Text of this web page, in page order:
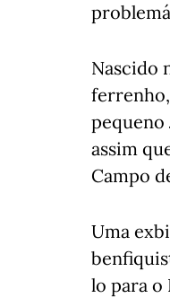
Nascido
pequeno
assim
Campo
Uma
lo para o